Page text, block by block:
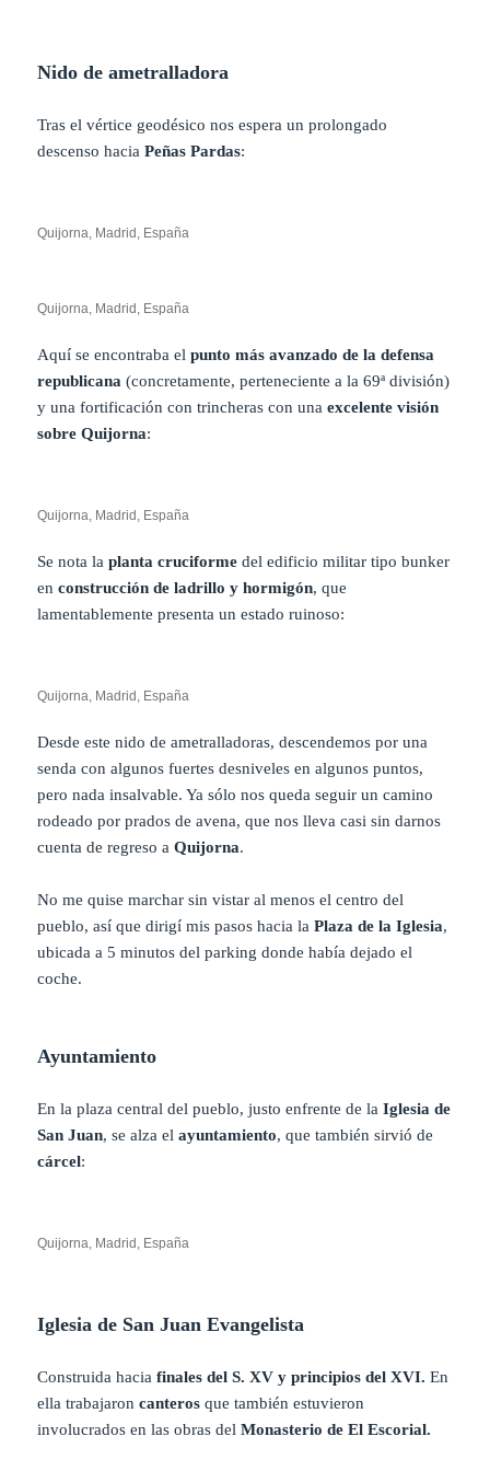
Nido de ametralladora
Tras el vértice geodésico nos espera un prolongado
descenso haciaPeñas Pardas:
Quijorna, Madrid, España
Quijorna, Madrid, España
Aquí se encontraba elpunto más avanzado de la defensa
republicana (concretamente, perteneciente a la 69ª división)
y una fortificación con trincheras con unaexcelente visión
sobre Quijorna:
Quijorna, Madrid, España
Se nota laplanta cruciformedel edificio militar tipo bunker
enconstrucción de ladrillo y hormigón, que
lamentablemente presenta un estado ruinoso:
Quijorna, Madrid, España
Desde este nido de ametralladoras, descendemos por una
senda con algunos fuertes desniveles en algunos puntos,
pero nada insalvable. Ya sólo nos queda seguir un camino
rodeado por prados de avena, que nos lleva casi sin darnos
cuenta de regreso aQuijorna.
No me quise marchar sin vistar al menos el centro del
pueblo, así que dirigí mis pasos hacia laPlaza de la Iglesia,
ubicada a 5 minutos del parking donde había dejado el
coche.
Ayuntamiento
En la plaza central del pueblo, justo enfrente de la Iglesia de
San Juan, se alza elayuntamiento, que también sirvió de
cárcel:
Quijorna, Madrid, España
Iglesia de San Juan Evangelista
Construida haciafinales del S. XV y principios del XVI. En
ella trabajaroncanteros que también estuvieron
involucrados en las obras delMonasterio de El Escorial.